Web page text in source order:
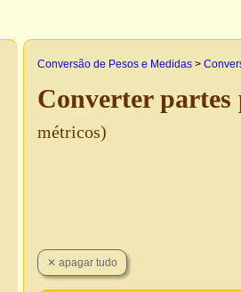
Conversão de Pesos e Medidas >
Converter partes
métricos)